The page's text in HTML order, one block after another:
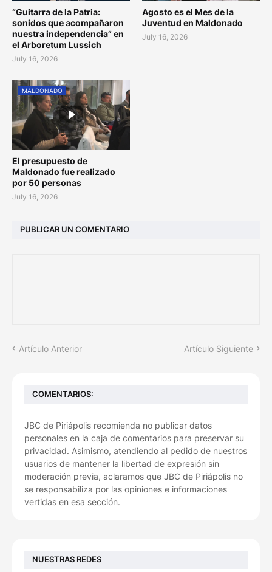
“Guitarra de la Patria:
sonidos que acompañaron
nuestra independencia” en
el Arboretum Lussich
July 16, 2026
Agosto es el Mes de la
Juventud en Maldonado
July 16, 2026
MALDONADO
El presupuesto de
Maldonado fue realizado
por 50 personas
July 16, 2026
PUBLICAR UN COMENTARIO
Artículo Anterior Artículo Siguiente
COMENTARIOS:
JBC de Piriápolis recomienda no publicar datos
personales en la caja de comentarios para preservar su
privacidad. Asimismo, atendiendo al pedido de nuestros
usuarios de mantener la libertad de expresión sin
moderación previa, aclaramos que JBC de Piriápolis no
se responsabiliza por las opiniones e informaciones
vertidas en esa sección.
NUESTRAS REDES